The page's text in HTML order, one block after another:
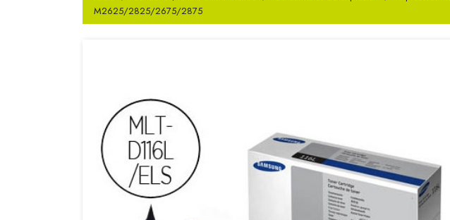
M2625/2825/2675/2875